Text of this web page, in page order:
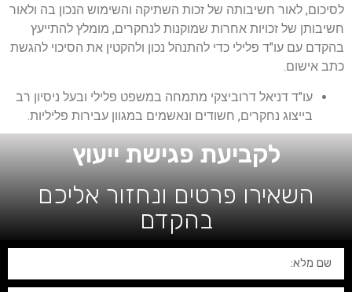
לסיכום, לאור חשיבותה של זכות השתיקה והשימוש הנכון בה ולאור
חשיבותן של זכויות אחרות שמוקנות לנחקרים, מומלץ להתייעץ
בהקדם עם עו"ד פלילי כדי להתנהל נכון ולהקטין את הסיכוי להגשת
כתב אישום.
עו"ד דניאל דרוביצקי מתמחה במשפט פלילי ובעל ניסיון רב
בייצוג נחקרים, חשודים ונאשמים במגוון עבירות פליליות.
לקביעת פגישת ייעוץ
השאירו פרטים ונחזור אליכם
בהקדם